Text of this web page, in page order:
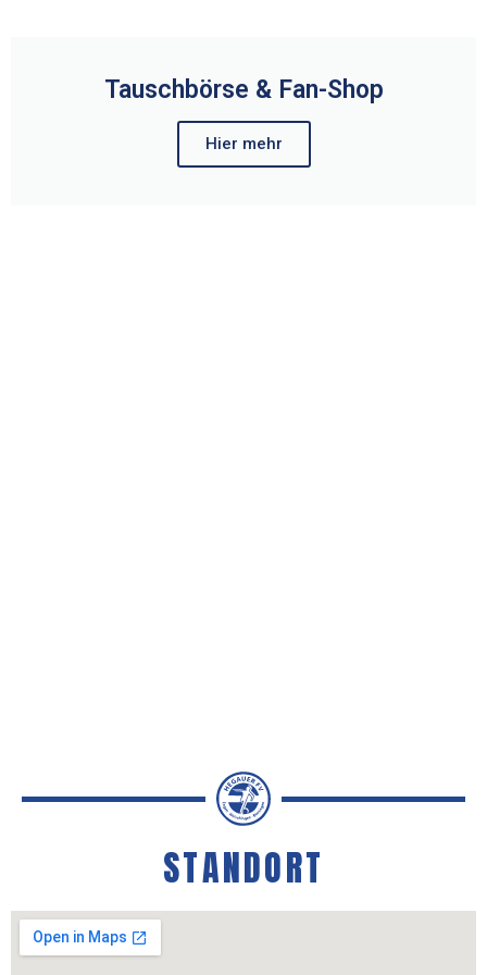
Tauschbörse & Fan-Shop
Hier mehr
STANDORT